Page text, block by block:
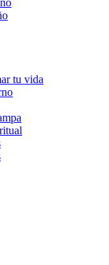
tu vida